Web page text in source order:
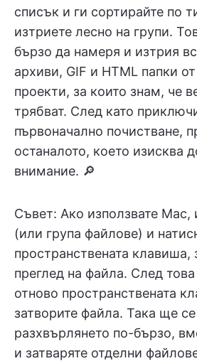
списък и ги сортирайте по
изтриете лесно на групи.
бързо да намеря и изтрия
архиви, GIF и HTML папки
проекти, за които знам, че
трябват. След като
първоначално почистване,
останалото, което изисква
внимание. 🔎
Съвет: Ако използвате Mac,
(или група файлове) и
пространствената клавиша,
преглед на файла. След това
отново пространствената
затворите файла. Така ще
разхвърлянето по-бързо,
и затваряте отделни